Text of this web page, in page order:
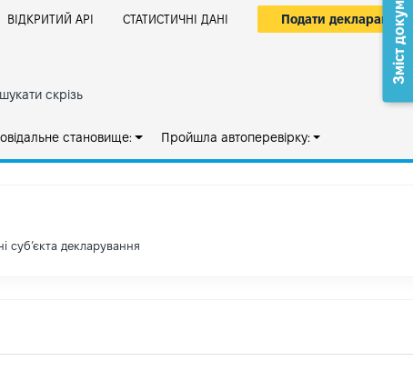
ВІДКРИТИЙ АРІ СТАТИСТИЧНІ ДАНІ Подати декларацію
шукати скрізь
становище: Пройшла автоперевірку:
субʼєкта декларування
Зміст документа